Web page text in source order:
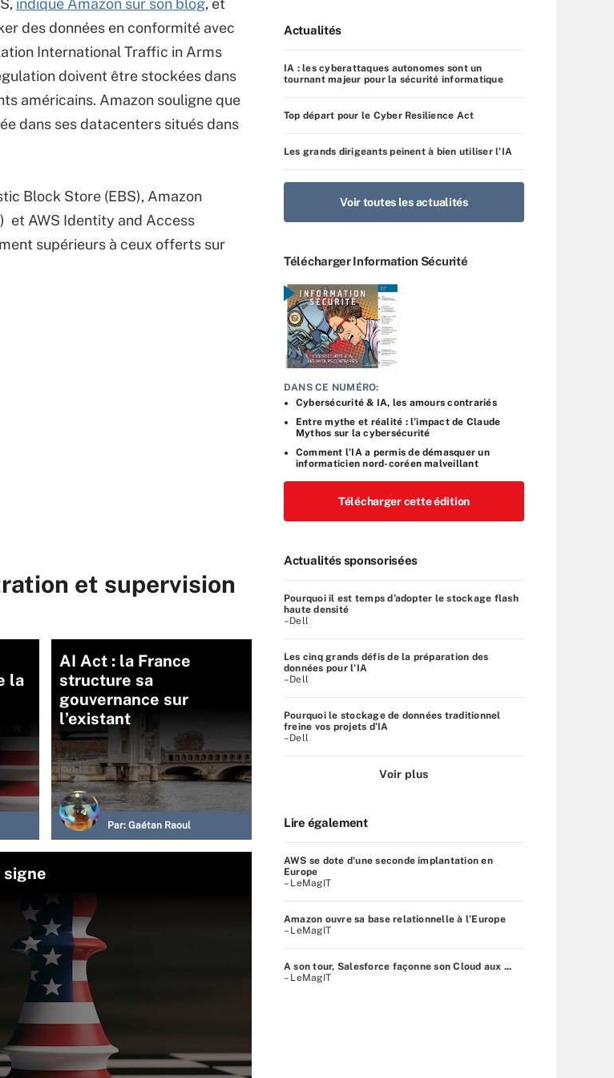
indique Amazon sur son blog, et
des données en conformité avec
International Traffic in Arms
doivent être stockées dans
américains. Amazon souligne que
dans ses datacenters situés dans
Block Store (EBS), Amazon
et AWS Identity and Access
supérieurs à ceux offerts sur
et supervision
la
AI Act : la France
structure sa
gouvernance sur
l’existant
Par: Gaétan Raoul
signe
Actualités
IA : les cyberattaques autonomes sont un
tournant majeur pour la sécurité informatique
Top départ pour le Cyber Resilience Act
Les grands dirigeants peinent à bien utiliser l’IA
Voir toutes les actualités
Télécharger Information Sécurité
DANS CE NUMÉRO:
Cybersécurité & IA, les amours contrariés
Entre mythe et réalité : l’impact de Claude
Mythos sur la cybersécurité
Comment l’IA a permis de démasquer un
informaticien nord-coréen malveillant
Télécharger cette édition
Actualités sponsorisées
Pourquoi il est temps d’adopter le stockage flash
haute densité
–Dell
Les cinq grands défis de la préparation des
données pour l’IA
–Dell
Pourquoi le stockage de données traditionnel
freine vos projets d’IA
–Dell
Voir plus
Lire également
AWS se dote d'une seconde implantation en
Europe
– LeMagIT
Amazon ouvre sa base relationnelle à l’Europe
– LeMagIT
A son tour, Salesforce façonne son Cloud aux ...
– LeMagIT